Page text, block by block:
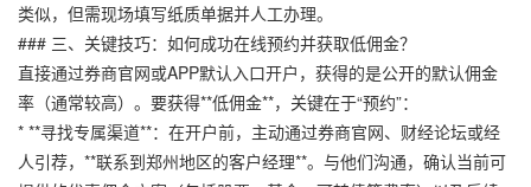
类似，但需现场填写纸质单据并人工办理。
### 三、关键技巧：如何成功在线预约并获取低佣金？
直接通过券商官网或APP默认入口开户，获得的是公开的默认佣金
率（通常较高）。要获得**低佣金**，关键在于“预约”：
* **寻找专属渠道**：在开户前，主动通过券商官网、财经论坛或经
人引荐，**联系到郑州地区的客户经理**。与他们沟通，确认当前可